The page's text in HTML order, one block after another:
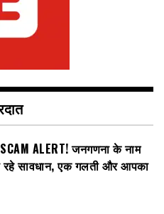
ALERT! जनगणना के नाम
रहे सावधान, एक गलती और आपका